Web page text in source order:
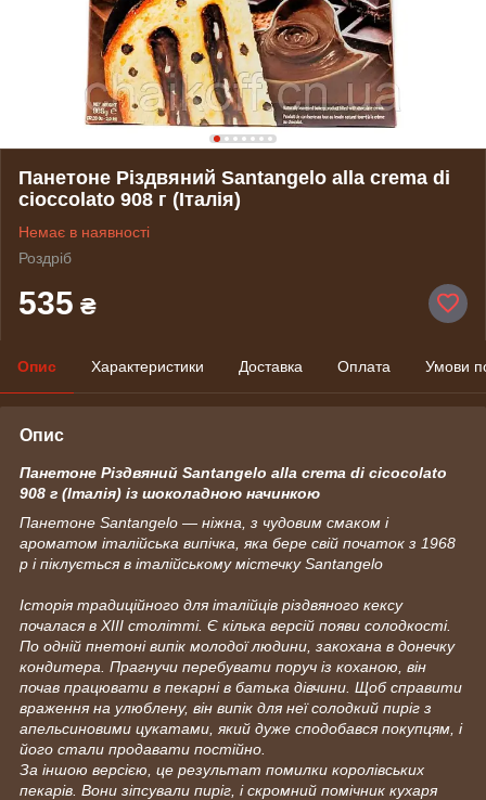
Панетоне Різдвяний Santangelo alla crema di
cioccolato 908 г (Італія)
Немає в наявності
Роздріб
535 ₴
Опис Характеристики Доставка Оплата Умови
Опис
Панетоне Різдвяний Santangelo alla crema di cicocolato
908 г (Італія) із шоколадною начинкою
Панетоне Santangelo — ніжна, з чудовим смаком і
ароматом італійська випічка, яка бере свій початок з 1968
р і піклується в італійському містечку Santangelo
Історія традиційного для італійців різдвяного кексу
почалася в ХIII столітті. Є кілька версій появи солодкості.
По одній пнетоні випік молодої людини, закохана в донечку
кондитера. Прагнучи перебувати поруч із коханою, він
почав працювати в пекарні в батька дівчини. Щоб справити
враження на улюблену, він випік для неї солодкий пиріг з
апельсиновими цукатами, який дуже сподобався покупцям, і
його стали продавати постійно.
За іншою версією, це результат помилки королівських
пекарів. Вони зіпсували пиріг, і скромний помічник кухаря